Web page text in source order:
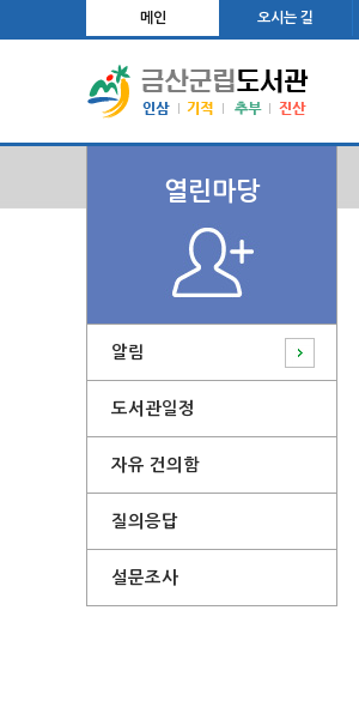
메인 오시는 길
열린마당
알림
도서관일정
자유 건의함
질의응답
설문조사